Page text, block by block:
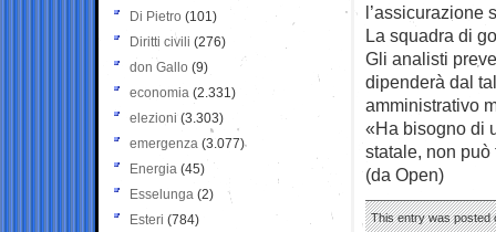
l’assicurazione
La squadra di
Gli analisti
dipenderà dal
amministrativo
«Ha bisogno di
statale, non
(da Open)
This entry was posted
Di Pietro (101)
Diritti civili (276)
don Gallo (9)
economia (2.331)
elezioni (3.303)
emergenza (3.077)
Energia (45)
Esselunga (2)
Esteri (784)